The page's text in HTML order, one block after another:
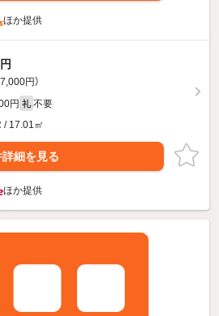
ほか提供
円）
円 礼 不要
/ 17.01㎡
細を見る
ほか提供